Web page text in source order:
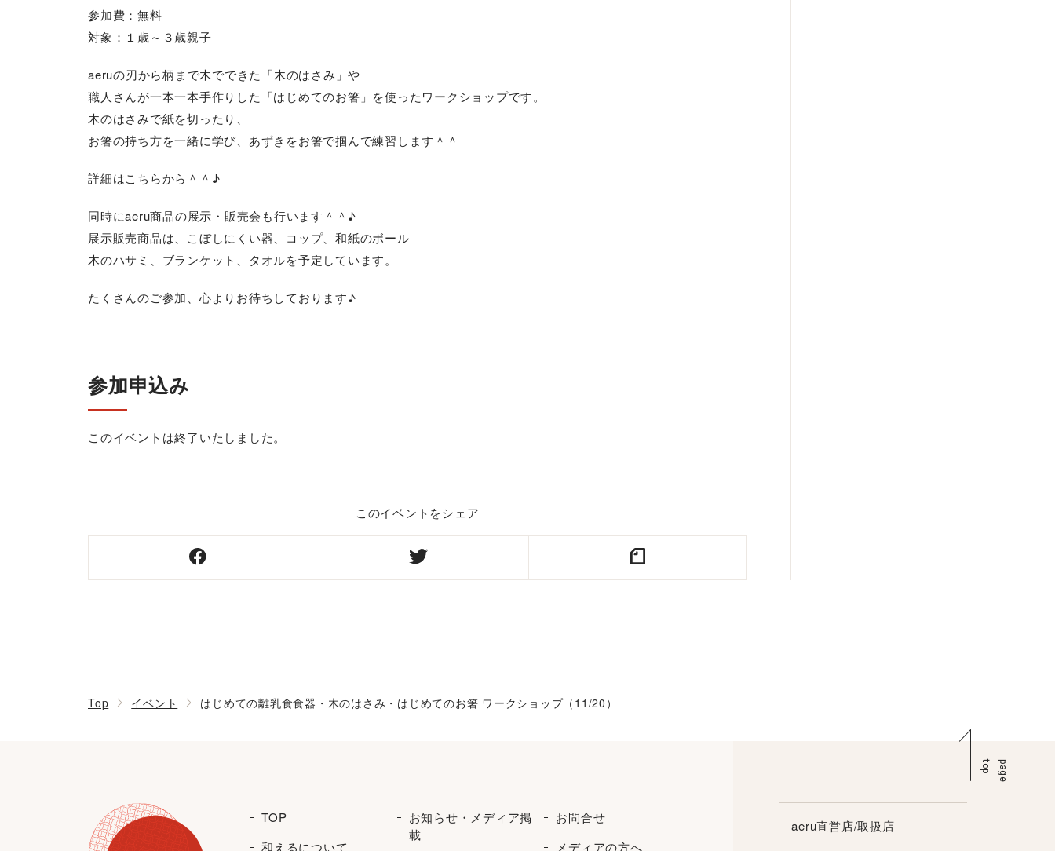
参加費：無料
対象：１歳～３歳親子
aeruの刃から柄まで木でできた「木のはさみ」や
職人さんが一本一本手作りした「はじめてのお箸」を使ったワークショップです。
木のはさみで紙を切ったり、
お箸の持ち方を一緒に学び、あずきをお箸で掴んで練習します＾＾
詳細はこちらから＾＾♪
同時にaeru商品の展示・販売会も行います＾＾♪
展示販売商品は、こぼしにくい器、コップ、和紙のボール
木のハサミ、ブランケット、タオルを予定しています。
たくさんのご参加、心よりお待ちしております♪
参加申込み
このイベントは終了いたしました。
このイベントをシェア
Top イベント はじめての離乳食食器・木のはさみ・はじめてのお箸 ワークショップ（11/20）
p
a
g
e
t
o
p
TOP
和えるについて
お知らせ・メディア掲
載
お問合せ
メディアの方へ
aeru直営店/取扱店